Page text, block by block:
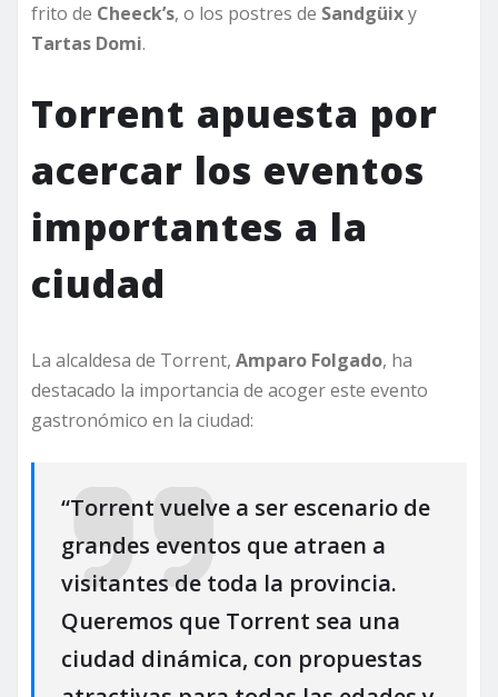
frito de Cheeck’s, o los postres de Sandgüixy
Tartas Domi.
Torrent apuesta por
acercar los eventos
importantes a la
ciudad
La alcaldesa de Torrent, Amparo Folgado, ha
destacado la importancia de acoger este evento
gastronómico en la ciudad:
“Torrent vuelve a ser escenario de
grandes eventos que atraen a
visitantes de toda la provincia.
Queremos que Torrent sea una
ciudad dinámica, con propuestas